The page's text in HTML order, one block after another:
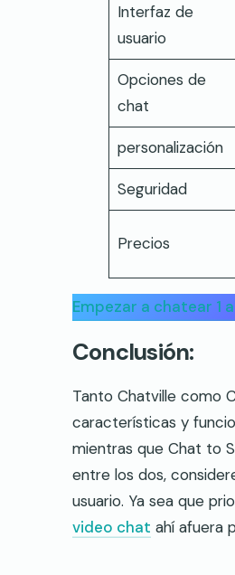
Interfaz de
usuario
Opciones de
chat
personalización
Seguridad
Precios
Empezar a chatear 1 a
Conclusión:
Tanto Chatville como
características y
mientras que Chat to
entre los dos,
usuario. Ya sea que
video chat ahí afuera